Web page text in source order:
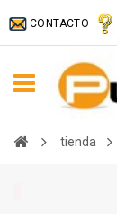
CONTACTO
tienda